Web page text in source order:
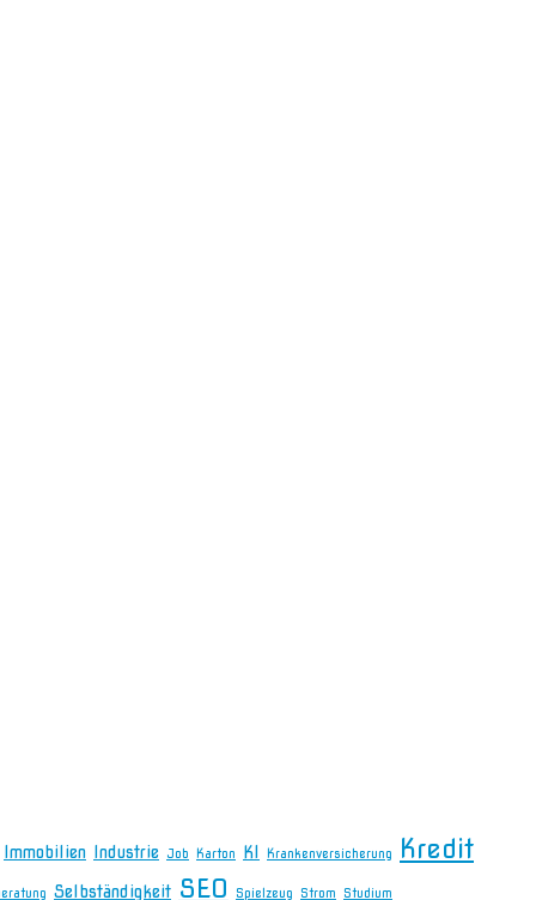
Immobilien Industrie Job Karton KI Krankenversicherung Kredit
Selbständigkeit SEO Spielzeug Strom Studium